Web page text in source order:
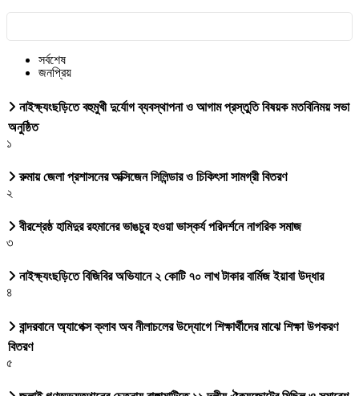
সর্বশেষ
জনপ্রিয়
নাইক্ষ্যংছড়িতে বহুমুখী দুর্যোগ ব্যবস্থাপনা ও আগাম প্রস্তুতি বিষয়ক মতবিনিময় সভা
অনুষ্ঠিত
১
রুমায় জেলা প্রশাসনের অক্সিজেন সিলিন্ডার ও চিকিৎসা সামগ্রী বিতরণ
২
বীরশ্রেষ্ঠ হামিদুর রহমানের ভাঙচুর হওয়া ভাস্কর্য পরিদর্শনে নাগরিক সমাজ
৩
নাইক্ষ্যংছড়িতে বিজিবির অভিযানে ২ কোটি ৭০ লাখ টাকার বার্মিজ ইয়াবা উদ্ধার
৪
বান্দরবানে অ্যাপেক্স ক্লাব অব নীলাচলের উদ্যোগে শিক্ষার্থীদের মাঝে শিক্ষা উপকরণ
বিতরণ
৫